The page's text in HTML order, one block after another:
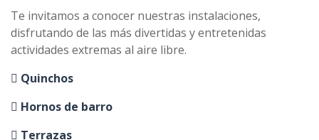
Te invitamos a conocer nuestras instalaciones,
disfrutando de las más divertidas y entretenidas
actividades extremas al aire libre.
Quinchos
Hornos de barro
Terrazas